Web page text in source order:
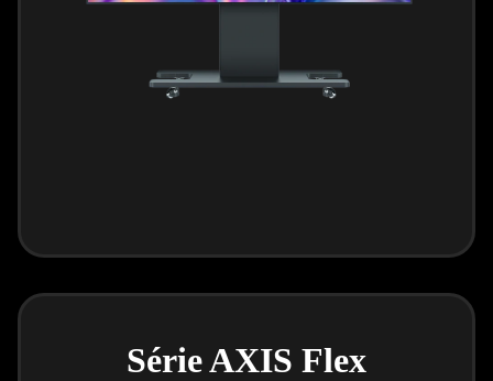
Série AXIS Flex